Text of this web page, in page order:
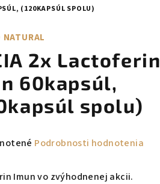
(120KAPSÚL SPOLU)
NATURAL
2x Lactoferin
60kapsúl,
spolu)
Podrobnosti hodnotenia
Imun vo zvýhodnenej akcii.